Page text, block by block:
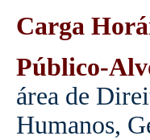
Carga
Público-
área de
Humanos,